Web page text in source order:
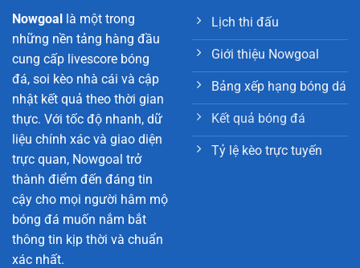
nên chọn nền tảng uy tín có tốc độ cập nhật ổn định
và giao diện dễ sử dụng. Nowgoal chính là website
được cộng đồng đánh giá cao về độ chính xác và
tốc độ xử lý dữ liệu.
Hướng dẫn cách xem kết quả trận đấu hiệu quả, chính
Nowgoal là một trong
những nền tảng hàng đầu
cung cấp livescore bóng
đá, soi kèo nhà cái và cập
nhật kết quả theo thời gian
thực. Với tốc độ nhanh, dữ
liệu chính xác và giao diện
trực quan, Nowgoal trở
thành điểm đến đáng tin
cậy cho mọi người hâm mộ
bóng đá muốn nắm bắt
thông tin kịp thời và chuẩn
xác nhất.
Lịch thi đấu
Giới thiệu Nowgoal
Bảng xếp hạng bóng dá
Kết quả bóng đá
Tỷ lệ kèo trực tuyến